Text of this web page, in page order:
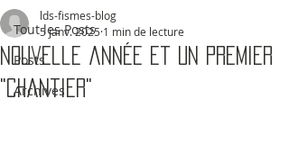
Tout les Posts
Posts
Archives
Nouvelle année et un premier
"chantier"
lds-fismes-blog
5 janv. 2025 1 min de lecture